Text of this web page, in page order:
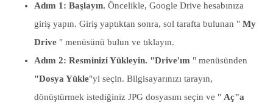
Adım 1: Başlayın. Öncelikle, Google Drive hesabınıza
giriş yapın. Giriş yaptıktan sonra, sol tarafta bulunan " My
Drive " menüsünü bulun ve tıklayın.
Adım 2: Resminizi Yükleyin. "Drive'ım " menüsünden
"Dosya Yükle"yi seçin. Bilgisayarınızı tarayın,
dönüştürmek istediğiniz JPG dosyasını seçin ve " Aç"a